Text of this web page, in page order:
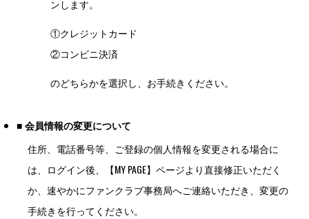
ンします。
①クレジットカード
②コンビニ決済
のどちらかを選択し、お手続きください。
■ 会員情報の変更について
住所、電話番号等、ご登録の個人情報を変更される場合に
は、ログイン後、【MY PAGE】ページより直接修正いただく
か、速やかにファンクラブ事務局へご連絡いただき、変更の
手続きを行ってください。